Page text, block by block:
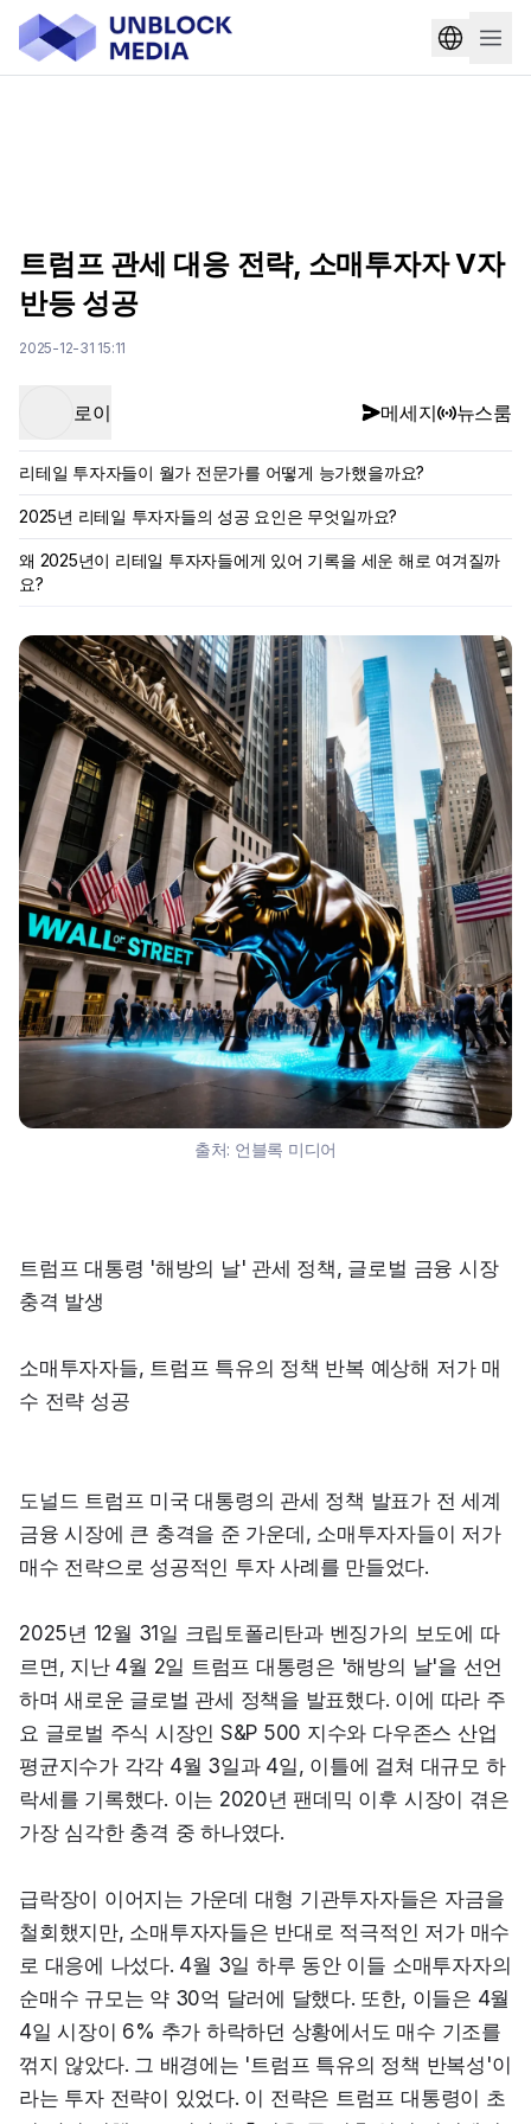
트럼프 관세 대응 전략, 소매투자자 V자
반등 성공
2025-12-31 15:11
로이 메세지 뉴스룸
리테일 투자자들이 월가 전문가를 어떻게 능가했을까요?
2025년 리테일 투자자들의 성공 요인은 무엇일까요?
왜 2025년이 리테일 투자자들에게 있어 기록을 세운 해로 여겨질까
요?
출처: 언블록 미디어
트럼프 대통령 '해방의 날' 관세 정책, 글로벌 금융 시장
충격 발생
소매투자자들, 트럼프 특유의 정책 반복 예상해 저가 매
수 전략 성공
도널드 트럼프 미국 대통령의 관세 정책 발표가 전 세계
금융 시장에 큰 충격을 준 가운데, 소매투자자들이 저가
매수 전략으로 성공적인 투자 사례를 만들었다.
2025년 12월 31일 크립토폴리탄과 벤징가의 보도에 따
르면, 지난 4월 2일 트럼프 대통령은 '해방의 날'을 선언
하며 새로운 글로벌 관세 정책을 발표했다. 이에 따라 주
요 글로벌 주식 시장인 S&P 500 지수와 다우존스 산업
평균지수가 각각 4월 3일과 4일, 이틀에 걸쳐 대규모 하
락세를 기록했다. 이는 2020년 팬데믹 이후 시장이 겪은
가장 심각한 충격 중 하나였다.
급락장이 이어지는 가운데 대형 기관투자자들은 자금을
철회했지만, 소매투자자들은 반대로 적극적인 저가 매수
로 대응에 나섰다. 4월 3일 하루 동안 이들 소매투자자의
순매수 규모는 약 30억 달러에 달했다. 또한, 이들은 4월
4일 시장이 6% 추가 하락하던 상황에서도 매수 기조를
꺾지 않았다. 그 배경에는 '트럼프 특유의 정책 반복성'이
라는 투자 전략이 있었다. 이 전략은 트럼프 대통령이 초